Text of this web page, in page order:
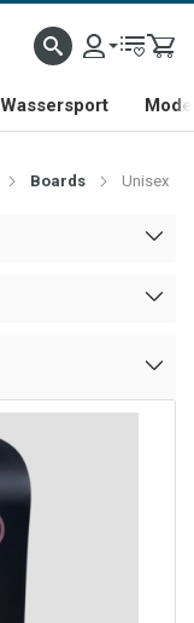
Wassersport
Boards Unisex